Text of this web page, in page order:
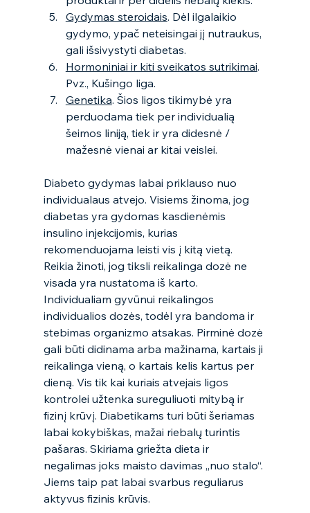
Gydymas steroidais. Dėl ilgalaikio
gydymo, ypač neteisingai jį nutraukus,
gali išsivystyti diabetas.
Hormoniniai ir kiti sveikatos sutrikimai.
Pvz., Kušingo liga.
Genetika. Šios ligos tikimybė yra
perduodama tiek per individualią
šeimos liniją, tiek ir yra didesnė /
mažesnė vienai ar kitai veislei.
Diabeto gydymas labai priklauso nuo
individualaus atvejo. Visiems žinoma, jog
diabetas yra gydomas kasdienėmis
insulino injekcijomis, kurias
rekomenduojama leisti vis į kitą vietą.
Reikia žinoti, jog tiksli reikalinga dozė ne
visada yra nustatoma iš karto.
Individualiam gyvūnui reikalingos
individualios dozės, todėl yra bandoma ir
stebimas organizmo atsakas. Pirminė dozė
gali būti didinama arba mažinama, kartais ji
reikalinga vieną, o kartais kelis kartus per
dieną. Vis tik kai kuriais atvejais ligos
kontrolei užtenka sureguliuoti mitybą ir
fizinį krūvį. Diabetikams turi būti šeriamas
labai kokybiškas, mažai riebalų turintis
pašaras. Skiriama griežta dieta ir
negalimas joks maisto davimas „nuo stalo“.
Jiems taip pat labai svarbus reguliarus
aktyvus fizinis krūvis.